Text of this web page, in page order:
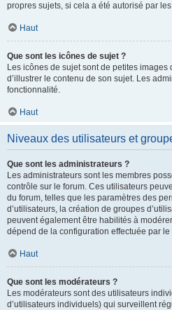
propres sujets, si cela a été autorisé par
Haut
Que sont les icônes de sujet ?
Les icônes de sujet sont de petites images
d’illustrer le contenu de son sujet. Les
fonctionnalité.
Haut
Niveaux des utilisateurs et
Que sont les administrateurs ?
Les administrateurs sont les membres
contrôle sur le forum. Ces utilisateurs
du forum, telles que les paramètres des
d’utilisateurs, la création de groupes
peuvent également être habilités à
dépend de la configuration effectuée par
Haut
Que sont les modérateurs ?
Les modérateurs sont des utilisateurs
d’utilisateurs individuels) qui surveillent